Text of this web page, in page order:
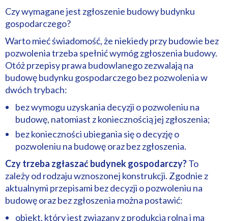
Czy wymagane jest zgłoszenie budowy budynku
gospodarczego?
Warto mieć świadomość, że niekiedy przy budowie bez
pozwolenia trzeba spełnić wymóg zgłoszenia budowy.
Otóż przepisy prawa budowlanego zezwalają na
budowę budynku gospodarczego bez pozwolenia w
dwóch trybach:
bez wymogu uzyskania decyzji o pozwoleniu na
budowę, natomiast z koniecznością jej zgłoszenia;
bez konieczności ubiegania się o decyzję o
pozwoleniu na budowę oraz bez zgłoszenia.
Czy trzeba zgłaszać budynek gospodarczy?To
zależy od rodzaju wznoszonej konstrukcji. Zgodnie z
aktualnymi przepisami bez decyzji o pozwoleniu na
budowę oraz bez zgłoszenia można postawić:
obiekt, który jest związany z produkcją rolną i ma